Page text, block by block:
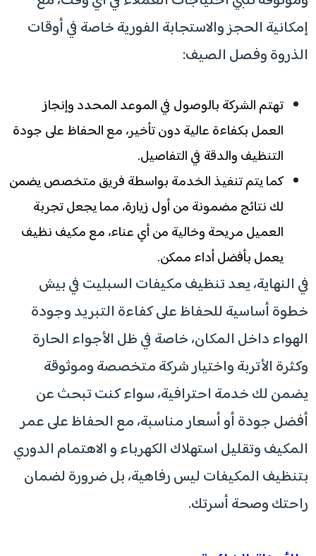
إمكانية الحجز والاستجابة الفورية خاصة في أوقات
الذروة وفصل الصيف:
تهتم الشركة بالوصول في الموعد المحدد وإنجاز
العمل بكفاءة عالية دون تأخير، مع الحفاظ على جودة
التنظيف والدقة في التفاصيل.
كما يتم تنفيذ الخدمة بواسطة فريق متخصص يضمن
لك نتائج مضمونة من أول زيارة، مما يجعل تجربة
العميل مريحة وخالية من أي عناء، مع مكيف نظيف
يعمل بأفضل أداء ممكن.
في النهاية، يعد تنظيف مكيفات السبليت في بيش
خطوة أساسية للحفاظ على كفاءة التبريد وجودة
الهواء داخل المكان، خاصة في ظل الأجواء الحارة
وكثرة الأتربة واختيار شركة متخصصة وموثوقة
يضمن لك خدمة احترافية، سواء كنت تبحث عن
أفضل جودة أو أسعار مناسبة، مع الحفاظ على عمر
المكيف وتقليل استهلاك الكهرباء و الاهتمام الدوري
بتنظيف المكيفات ليس رفاهية، بل ضرورة لضمان
راحتك وصحة أسرتك.